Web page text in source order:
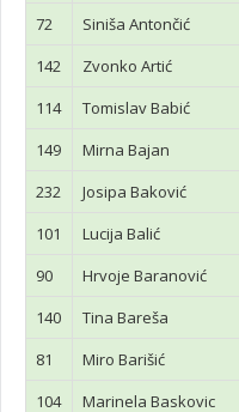
72
Siniša Antončić
142
Zvonko Artić
114
Tomislav Babić
149
Mirna Bajan
232
Josipa Baković
101
Lucija Balić
90
Hrvoje Baranović
140
Tina Bareša
81
Miro Barišić
104
Marinela Baskovic